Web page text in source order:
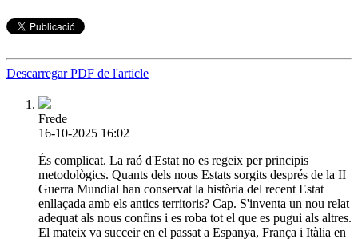
Descarregar PDF de l'article
Frede
16-10-2025 16:02
És complicat. La raó d'Estat no es regeix per principis
metodològics. Quants dels nous Estats sorgits després de la II
Guerra Mundial han conservat la història del recent Estat
enllaçada amb els antics territoris? Cap. S'inventa un nou relat
adequat als nous confins i es roba tot el que es pugui als altres.
El mateix va succeir en el passat a Espanya, França i Itàlia en